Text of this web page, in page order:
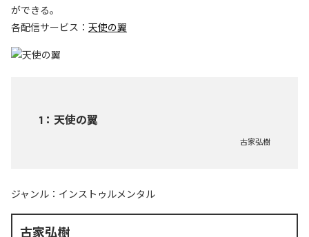
ができる。
各配信サービス： 天使の翼
1 ： 天使の翼
古家弘樹
ジャンル： インストゥルメンタル
古家弘樹